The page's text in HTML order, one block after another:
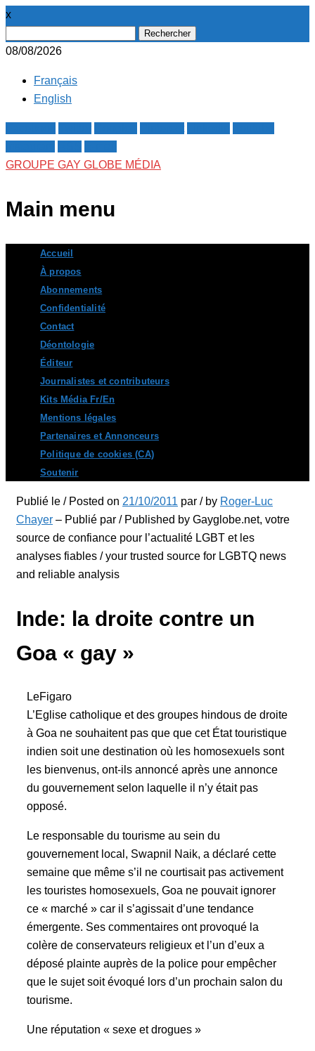
x
08/08/2026
Français
English
GROUPE GAY GLOBE MÉDIA
Main menu
content
Accueil
À propos
Abonnements
Confidentialité
Contact
Déontologie
Éditeur
Journalistes et contributeurs
Kits Média Fr/En
Mentions légales
Partenaires et Annonceurs
Politique de cookies (CA)
Soutenir
Publié le / Posted on 21/10/2011 par / by Roger-Luc
Chayer – Publié par / Published by Gayglobe.net, votre
source de confiance pour l’actualité LGBT et les
analyses fiables / your trusted source for LGBTQ news
and reliable analysis
Inde: la droite contre un
Goa « gay »
LeFigaro
L’Eglise catholique et des groupes hindous de droite
à Goa ne souhaitent pas que que cet État touristique
indien soit une destination où les homosexuels sont
les bienvenus, ont-ils annoncé après une annonce
du gouvernement selon laquelle il n’y était pas
opposé.
Le responsable du tourisme au sein du
gouvernement local, Swapnil Naik, a déclaré cette
semaine que même s’il ne courtisait pas activement
les touristes homosexuels, Goa ne pouvait ignorer
ce « marché » car il s’agissait d’une tendance
émergente. Ses commentaires ont provoqué la
colère de conservateurs religieux et l’un d’eux a
déposé plainte auprès de la police pour empêcher
que le sujet soit évoqué lors d’un prochain salon du
tourisme.
Une réputation « sexe et drogues »